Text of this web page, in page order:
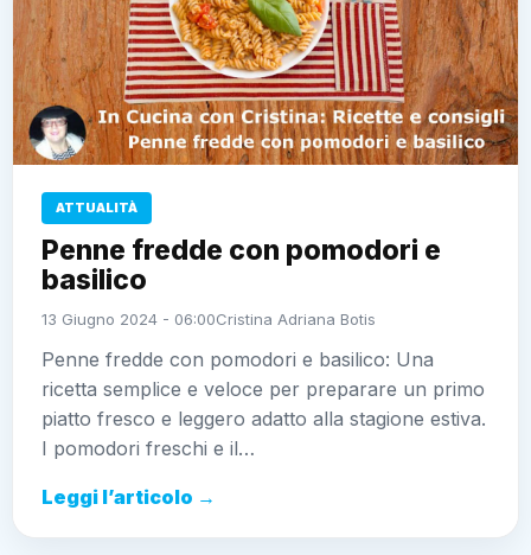
ATTUALITÀ
Penne fredde con pomodori e
basilico
13 Giugno 2024 - 06:00Cristina Adriana Botis
Penne fredde con pomodori e basilico: Una
ricetta semplice e veloce per preparare un primo
piatto fresco e leggero adatto alla stagione estiva.
I pomodori freschi e il…
Leggi l’articolo →